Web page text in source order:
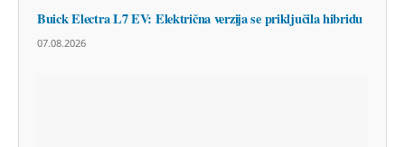
Buick Electra L7 EV: Električna verzija se priključila hibridu
07.08.2026